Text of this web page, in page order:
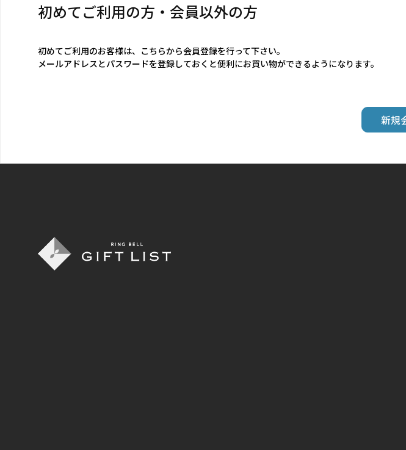
初めてご利用の方・会員以外の方
初めてご利用のお客様は、こちらから会員登録を行って下さい。
メールアドレスとパスワードを登録しておくと便利にお買い物ができるようになります。